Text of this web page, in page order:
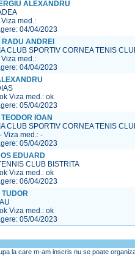
ALEXANDRU
Viza med.:
04/04/2023
ANDREI
CLUB SPORTIV CORNEA TENIS
Viza med.:
04/04/2023
ok Viza med.: ok
05/04/2023
IOAN
CLUB SPORTIV CORNEA TENIS
- Viza med.: -
05/04/2023
EDUARD
CLUB BISTRITA
ok Viza med.: ok
06/04/2023
TUDOR
ok Viza med.: ok
05/04/2023
la care m-am inscris nu se poate